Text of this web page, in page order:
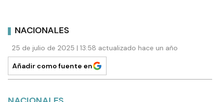
NACIONALES
25 de julio de 2025 | 13:58 actualizado hace un año
Añadir como fuente en